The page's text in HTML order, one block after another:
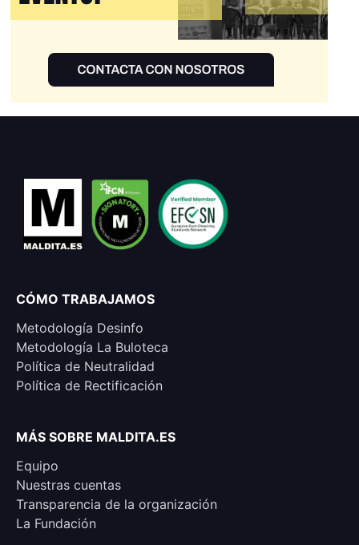
CÓMO TRABAJAMOS
Metodología Desinfo
Metodología La Buloteca
Política de Neutralidad
Política de Rectificación
MÁS SOBRE MALDITA.ES
Equipo
Nuestras cuentas
Transparencia de la organización
La Fundación